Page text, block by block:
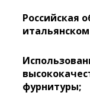
Российская
фурнитуры;